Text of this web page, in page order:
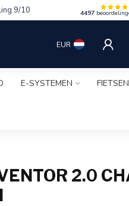
9/10 4497
EUR
E-SYSTEMEN
2.0